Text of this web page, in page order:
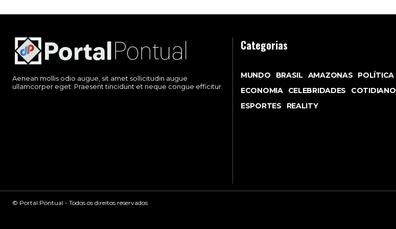
Aenean mollis odio augue, sit amet sollicitudin augue
ullamcorper eget. Praesent tincidunt et neque congue efficitur.
Categorias
MUNDO BRASIL AMAZONAS POLÍTICA
ECONOMIA
CELEBRIDADES COTIDIANO
ESPORTES
REALITY
© Portal Pontual - Todos os direitos reservados